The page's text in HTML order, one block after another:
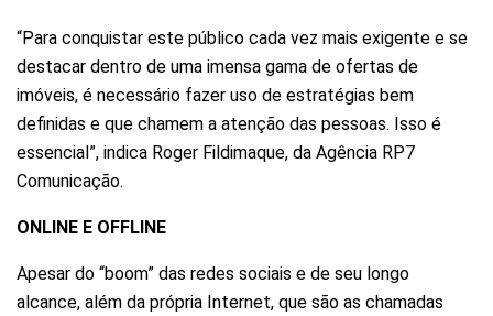
“Para conquistar este público cada vez mais exigente e se
destacar dentro de uma imensa gama de ofertas de
imóveis, é necessário fazer uso de estratégias bem
definidas e que chamem a atenção das pessoas. Isso é
essencial”, indica Roger Fildimaque, da Agência RP7
Comunicação.
ONLINE E OFFLINE
Apesar do “boom” das redes sociais e de seu longo
alcance, além da própria Internet, que são as chamadas